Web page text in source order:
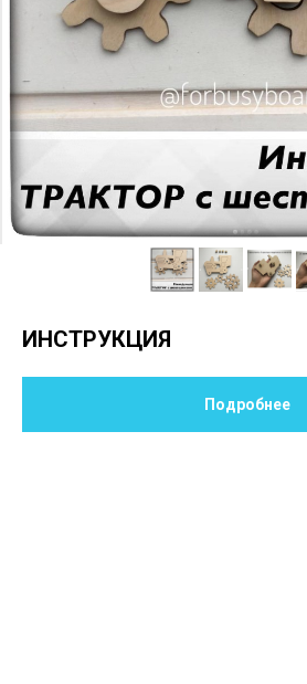
ИНСТРУКЦИЯ
Подробнее